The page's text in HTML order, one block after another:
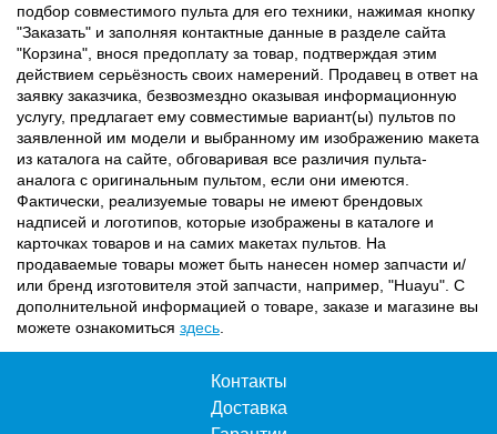
подбор совместимого пульта для его техники, нажимая кнопку
"Заказать" и заполняя контактные данные в разделе сайта
"Корзина", внося предоплату за товар, подтверждая этим
действием серьёзность своих намерений. Продавец в ответ на
заявку заказчика, безвозмездно оказывая информационную
услугу, предлагает ему совместимые вариант(ы) пультов по
заявленной им модели и выбранному им изображению макета
из каталога на сайте, обговаривая все различия пульта-
аналога с оригинальным пультом, если они имеются.
Фактически, реализуемые товары не имеют брендовых
надписей и логотипов, которые изображены в каталоге и
карточках товаров и на самих макетах пультов. На
продаваемые товары может быть нанесен номер запчасти и/
или бренд изготовителя этой запчасти, например, "Huayu". С
дополнительной информацией о товаре, заказе и магазине вы
можете ознакомиться здесь
Контакты
Доставка